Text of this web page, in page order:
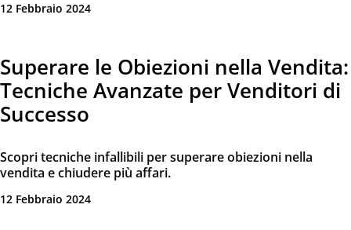
12 Febbraio 2024
Superare le Obiezioni nella Vendita:
Tecniche Avanzate per Venditori di
Successo
Scopri tecniche infallibili per superare obiezioni nella
vendita e chiudere più affari.
12 Febbraio 2024